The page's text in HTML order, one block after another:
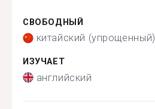
СВОБОДНЫЙ
китайский (упрощенный)
ИЗУЧАЕТ
английский